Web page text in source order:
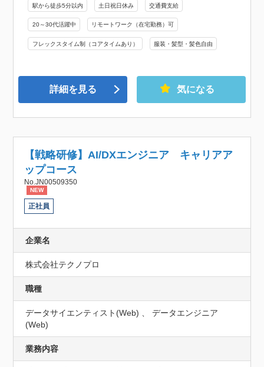
駅から徒歩5分以内 土日祝日休み 交通費支給
20～30代活躍中 リモートワーク（在宅勤務）可
フレックスタイム制（コアタイムあり） 服装・髪型・髪色自由
詳細を見る 気になる
【戦略研修】AI/DXエンジニア キャリアア
ップコース
No.JN00509350
NEW
正社員
企業名
株式会社テクノプロ
職種
データサイエンティスト(Web) 、 データエンジニア
(Web)
業務内容